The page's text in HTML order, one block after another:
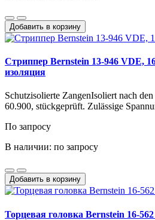
Добавить в корзину
Стриппер Bernstein 13-946 VDE,
изоляция
Schutzisolierte ZangenIsoliert nach
60.900, stückgeprüft. Zulässige
По запросу
В наличии: по запросу
Добавить в корзину
Торцевая головка Bernstein 16-